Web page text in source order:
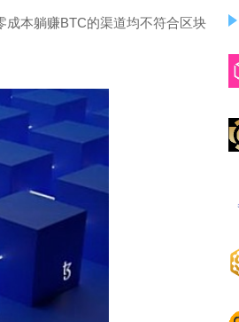
本躺赚BTC的渠道均不符合区块